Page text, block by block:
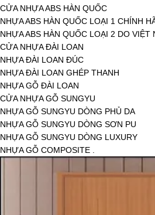
CỬA NHỰA ABS HÀN QUỐC
NHỰA ABS HÀN QUỐC LOẠI 1 CHÍNH
NHỰA ABS HÀN QUỐC LOẠI 2 DO VIỆT
CỬA NHỰA ĐÀI LOAN
NHỰA ĐÀI LOAN ĐÚC
NHỰA ĐÀI LOAN GHÉP THANH
NHỰA GỖ ĐÀI LOAN
CỬA NHỰA GỖ SUNGYU
NHỰA GỖ SUNGYU DÒNG PHỦ DA
NHỰA GỖ SUNGYU DÒNG SƠN PU
NHỰA GỖ SUNGYU DÒNG LUXURY
NHỰA GỖ COMPOSITE .